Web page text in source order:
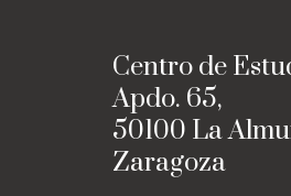
Centro de
Apdo. 65,
50100 La
Zaragoza